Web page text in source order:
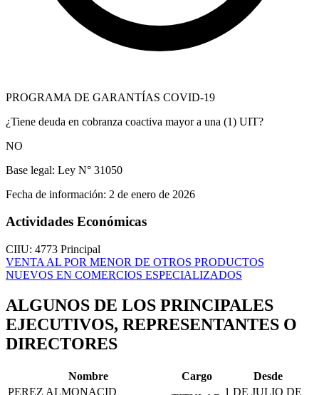
PROGRAMA DE GARANTÍAS COVID-19
¿Tiene deuda en cobranza coactiva mayor a una (1) UIT?
NO
Base legal: Ley N° 31050
Fecha de información: 2 de enero de 2026
Actividades Económicas
CIIU: 4773 Principal
VENTA AL POR MENOR DE OTROS PRODUCTOS
NUEVOS EN COMERCIOS ESPECIALIZADOS
ALGUNOS DE LOS PRINCIPALES
EJECUTIVOS, REPRESENTANTES O
DIRECTORES
Nombre Cargo
Desde
PEREZ ALMONACID
1 DE JULIO DE